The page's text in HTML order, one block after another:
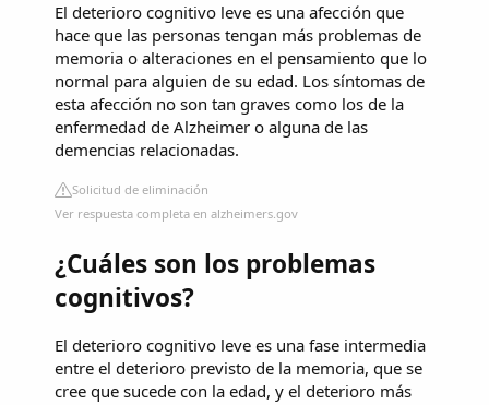
El deterioro cognitivo leve es una afección que
hace que las personas tengan más problemas de
memoria o alteraciones en el pensamiento que lo
normal para alguien de su edad. Los síntomas de
esta afección no son tan graves como los de la
enfermedad de Alzheimer o alguna de las
demencias relacionadas.
Solicitud de eliminación
Ver respuesta completa en alzheimers.gov
¿Cuáles son los problemas
cognitivos?
El deterioro cognitivo leve es una fase intermedia
entre el deterioro previsto de la memoria, que se
cree que sucede con la edad, y el deterioro más